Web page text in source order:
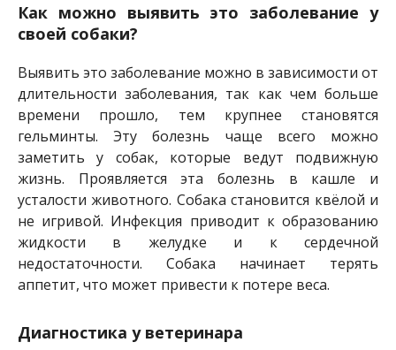
Как можно выявить это заболевание у
своей собаки?
Выявить это заболевание можно в зависимости от
длительности заболевания, так как чем больше
времени прошло, тем крупнее становятся
гельминты. Эту болезнь чаще всего можно
заметить у собак, которые ведут подвижную
жизнь. Проявляется эта болезнь в кашле и
усталости животного. Собака становится квёлой и
не игривой. Инфекция приводит к образованию
жидкости в желудке и к сердечной
недостаточности. Собака начинает терять
аппетит, что может привести к потере веса.
Диагностика у ветеринара